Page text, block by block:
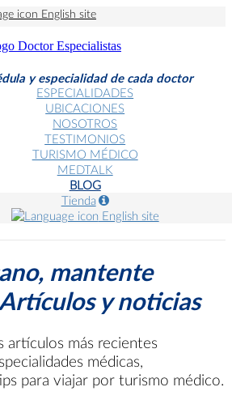
English site
y especialidad de cada doctor
ESPECIALIDADES
UBICACIONES
NOSOTROS
TESTIMONIOS
TURISMO MÉDICO
MEDTALK
BLOG
Tienda
English site
mantente
y noticias
artículos más recientes
médicas,
para viajar por turismo médico.